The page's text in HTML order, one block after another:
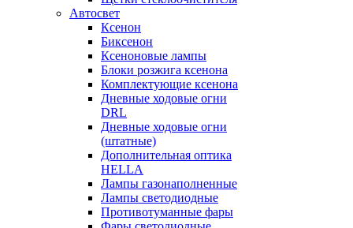
Автосвет
Ксенон
Биксенон
Ксеноновые лампы
Блоки розжига ксенона
Комплектующие ксенона
Дневные ходовые огни
DRL
Дневные ходовые огни
(штатные)
Дополнительная оптика
HELLA
Лампы газонаполненные
Лампы светодиодные
Противотуманные фары